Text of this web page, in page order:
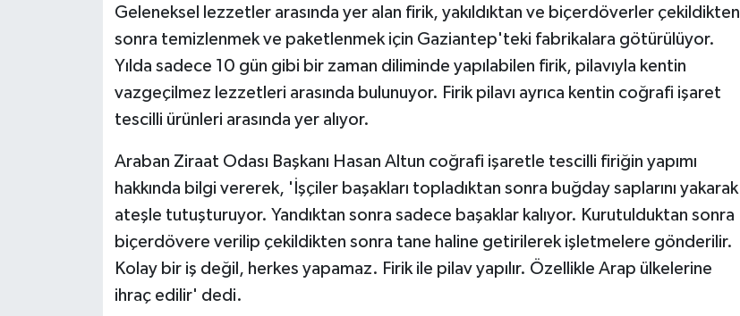
Geleneksel lezzetler arasında yer alan firik, yakıldıktan ve biçerdöverler çekildikten
sonra temizlenmek ve paketlenmek için Gaziantep'teki fabrikalara götürülüyor.
Yılda sadece 10 gün gibi bir zaman diliminde yapılabilen firik, pilavıyla kentin
vazgeçilmez lezzetleri arasında bulunuyor. Firik pilavı ayrıca kentin coğrafi işaret
tescilli ürünleri arasında yer alıyor.
Araban Ziraat Odası Başkanı Hasan Altun coğrafi işaretle tescilli firiğin yapımı
hakkında bilgi vererek, 'İşçiler başakları topladıktan sonra buğday saplarını yakarak
ateşle tutuşturuyor. Yandıktan sonra sadece başaklar kalıyor. Kurutulduktan sonra
biçerdövere verilip çekildikten sonra tane haline getirilerek işletmelere gönderilir.
Kolay bir iş değil, herkes yapamaz. Firik ile pilav yapılır. Özellikle Arap ülkelerine
ihraç edilir' dedi.
MAGAZİN
Otomobil
SPOR HABERLERİ
TEKNOLOJİ